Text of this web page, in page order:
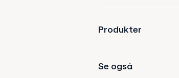
Produkter
Se også